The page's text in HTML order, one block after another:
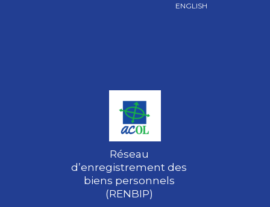
ENGLISH
Réseau
d’enregistrement des
biens personnels
(RENBIP)